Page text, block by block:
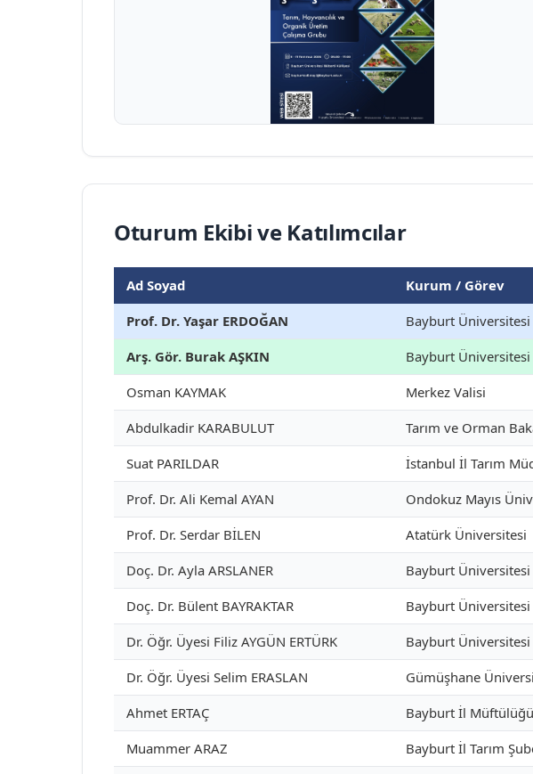
Oturum Ekibi ve Katılımcılar
Ad Soyad Kurum / Görev
Prof. Dr. Yaşar ERDOĞAN
Bayburt Üniversitesi
Arş. Gör. Burak AŞKIN
Bayburt Üniversitesi
Osman KAYMAK
Merkez Valisi
Abdulkadir KARABULUT
Tarım ve Orman
Suat PARILDAR
İstanbul İl Tarım
Prof. Dr. Ali Kemal AYAN
Ondokuz Mayıs
Prof. Dr. Serdar BİLEN
Atatürk Üniversitesi
Doç. Dr. Ayla ARSLANER
Bayburt Üniversitesi
Doç. Dr. Bülent BAYRAKTAR
Bayburt Üniversitesi
Dr. Öğr. Üyesi Filiz AYGÜN ERTÜRK
Bayburt Üniversitesi
Dr. Öğr. Üyesi Selim ERASLAN
Gümüşhane
Ahmet ERTAÇ
Bayburt İl
Muammer ARAZ
Bayburt İl Tarım